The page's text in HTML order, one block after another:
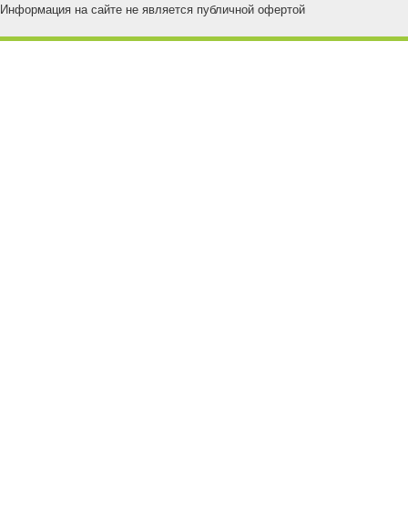
Информация на сайте не является публичной офертой